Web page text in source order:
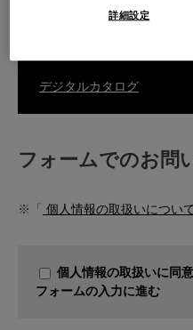
デジタルカタログ
フォームでのお問
※「 個人情報の取扱いについて
個人情報の取扱いに同
フォームの入力に進む
詳細設定